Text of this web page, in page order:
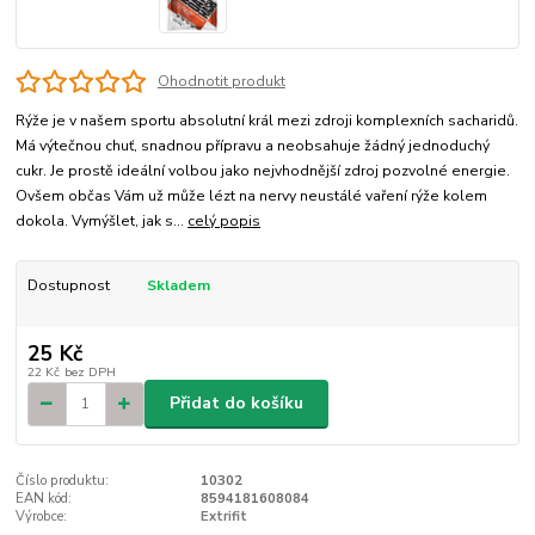
Ohodnotit produkt
Rýže je v našem sportu absolutní král mezi zdroji komplexních sacharidů.
Má výtečnou chuť, snadnou přípravu a neobsahuje žádný jednoduchý
cukr. Je prostě ideální volbou jako nejvhodnější zdroj pozvolné energie.
Ovšem občas Vám už může lézt na nervy neustálé vaření rýže kolem
dokola. Vymýšlet, jak s... celý popis
Dostupnost Skladem
25 Kč
22 Kč bez DPH
Přidat do košíku
Číslo produktu:
10302
EAN kód:
8594181608084
Výrobce:
Extrifit